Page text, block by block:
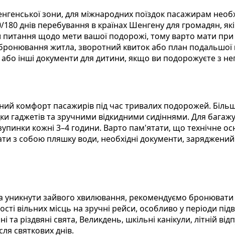
зони, для міжнародних поїздок пасажирам
днів перебування в країнах Шенгену для громадян,
щодо мети вашої подорожі, тому варто мати при
житла, зворотний квиток або план подальшої
інші документи для дитини, якщо ви подорожуєте з
комфорт пасажирів під час тривалих подорожей.
гаджетів та зручними відкидними сидіннями. Для
кожні 3–4 години. Варто пам'ятати, що технічне
з собою пляшку води, необхідні документи,
зайвого хвилювання, рекомендуємо бронювати
вільних місць на зручні рейси, особливо у періоди
різдвяні свята, Великдень, шкільні канікули, літній
святкових днів.